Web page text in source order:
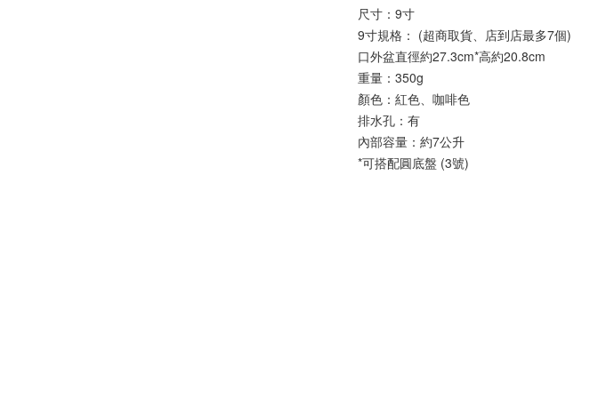
尺寸：9寸
9寸規格： (超商取貨、店到店最多7個)
口外盆直徑約27.3cm*高約20.8cm
重量：350g
顏色：紅色、咖啡色
排水孔：有
內部容量：約7公升
*可搭配圓底盤 (3號)